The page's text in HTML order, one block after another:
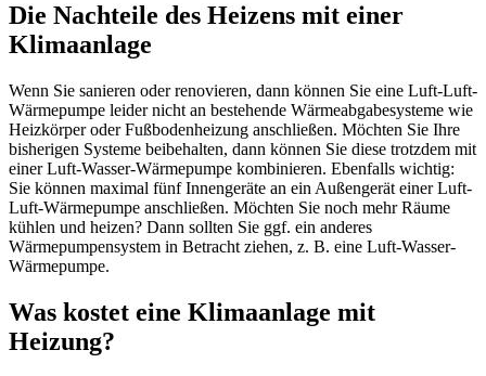
Die Nachteile des Heizens mit einer
Klimaanlage
Wenn Sie sanieren oder renovieren, dann können Sie eine Luft-Luft-
Wärmepumpe leider nicht an bestehende Wärmeabgabesysteme wie
Heizkörper oder Fußbodenheizung anschließen. Möchten Sie Ihre
bisherigen Systeme beibehalten, dann können Sie diese trotzdem mit
einer Luft-Wasser-Wärmepumpe kombinieren. Ebenfalls wichtig:
Sie können maximal fünf Innengeräte an ein Außengerät einer Luft-
Luft-Wärmepumpe anschließen. Möchten Sie noch mehr Räume
kühlen und heizen? Dann sollten Sie ggf. ein anderes
Wärmepumpensystem in Betracht ziehen, z. B. eine Luft-Wasser-
Wärmepumpe.
Was kostet eine Klimaanlage mit
Heizung?